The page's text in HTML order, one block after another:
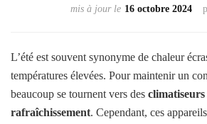
mis à jour le 16 octobre 2024
L’été est souvent synonyme de chaleur
températures élevées. Pour maintenir un
beaucoup se tournent vers des climatiseurs
rafraîchissement. Cependant, ces